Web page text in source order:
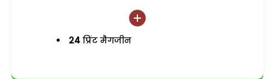
24 प्रिंट मैगजीन